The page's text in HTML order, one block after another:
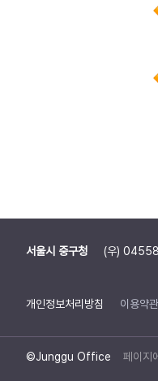
서울시 중구청 (우) 04558
개인정보처리방침 이용약관
©Junggu Office 페이지